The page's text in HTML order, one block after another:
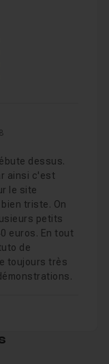
dessus.
ainsi c'est
le site
triste. On
petits
euros. En tout
de
toujours très